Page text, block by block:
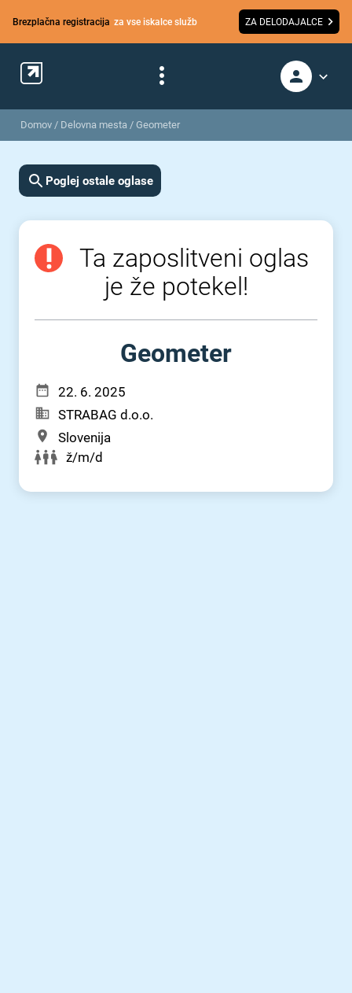
Brezplačna registracija za vse iskalce služb ZA DELODAJALCE
Domov / Delovna mesta / Geometer
Poglej ostale oglase
Ta zaposlitveni oglas
je že potekel!
Geometer
22. 6. 2025
STRABAG d.o.o.
Slovenija
ž/m/d